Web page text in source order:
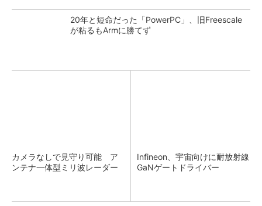
20年と短命だった「PowerPC」、旧Freescale
が粘るもArmに勝てず
カメラなしで見守り可能 ア
ンテナ一体型ミリ波レーダー
Infineon、宇宙向けに耐放射線
GaNゲートドライバー